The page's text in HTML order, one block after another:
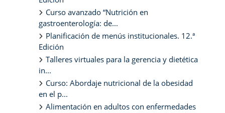
Curso avanzado “Nutrición en
gastroenterología: de...
Planificación de menús institucionales. 12.ª
Edición
Talleres virtuales para la gerencia y dietética
in...
Curso: Abordaje nutricional de la obesidad
en el p...
Alimentación en adultos con enfermedades